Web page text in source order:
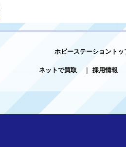
ホビーステーショントッ
ネットで買取
| 採用情報